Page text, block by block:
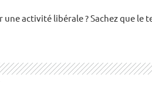
une activité libérale ? Sachez que